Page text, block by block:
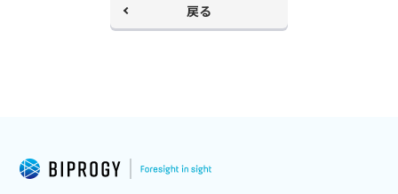
戻る